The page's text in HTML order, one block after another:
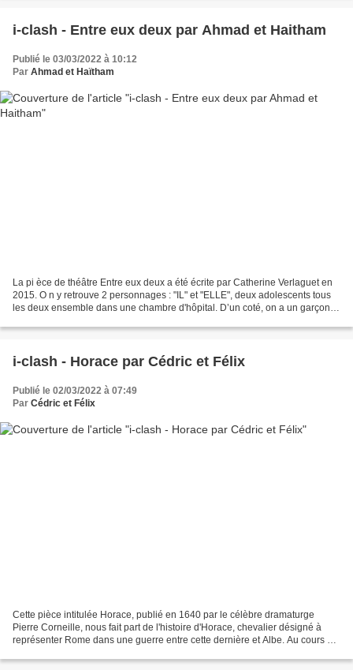
i-clash - Entre eux deux par Ahmad et Haitham
Publié le 03/03/2022 à 10:12
Par Ahmad et Haïtham
La pi èce de théâtre Entre eux deux a été écrite par Catherine Verlaguet en
2015. O n y retrouve 2 personnages : "IL" et "ELLE", deux adolescents tous
les deux ensemble dans une chambre d'hôpital. D’un coté, on a un garçon,
i-clash - Horace par Cédric et Félix
Publié le 02/03/2022 à 07:49
Par Cédric et Félix
Cette pièce intitulée Horace, publié en 1640 par le célèbre dramaturge
Pierre Corneille, nous fait part de l'histoire d'Horace, chevalier désigné à
représenter Rome dans une guerre entre cette dernière et Albe. Au cours de